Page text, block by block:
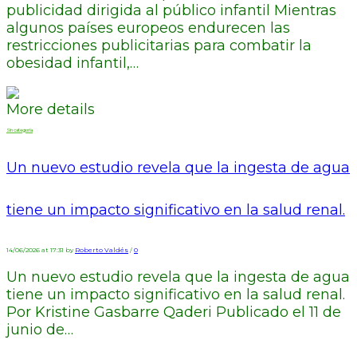
publicidad dirigida al público infantil Mientras
algunos países europeos endurecen las
restricciones publicitarias para combatir la
obesidad infantil,…
More details
Sin categoría
Un nuevo estudio revela que la ingesta de agua
tiene un impacto significativo en la salud renal.
14/06/2026 at 17:31 by Roberto Valdés / 0
Un nuevo estudio revela que la ingesta de agua
tiene un impacto significativo en la salud renal.
Por Kristine Gasbarre Qaderi Publicado el 11 de
junio de…